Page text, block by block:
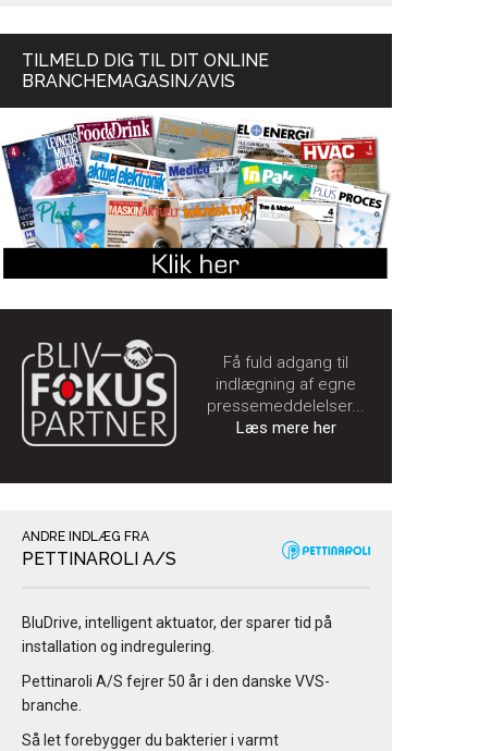
TILMELD DIG TIL DIT ONLINE
BRANCHEMAGASIN/AVIS
Få fuld adgang til
indlægning af egne
pressemeddelelser...
Læs mere her
ANDRE INDLÆG FRA
PETTINAROLI A/S
BluDrive, intelligent aktuator, der sparer tid på
installation og indregulering.
Pettinaroli A/S fejrer 50 år i den danske VVS-
branche.
Så let forebygger du bakterier i varmt